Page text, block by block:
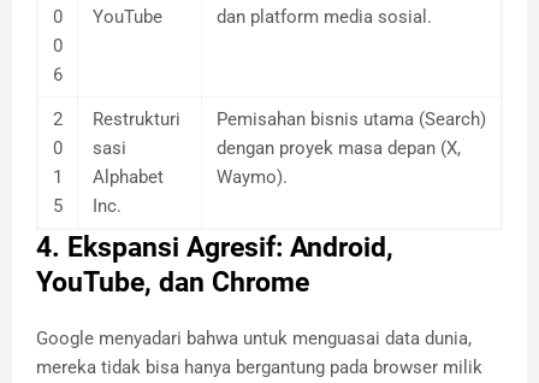
0
0
6
YouTube
dan platform media sosial.
2
0
1
5
Restrukturi
sasi
Alphabet
Inc.
Pemisahan bisnis utama (Search)
dengan proyek masa depan (X,
Waymo).
4. Ekspansi Agresif: Android,
YouTube, dan Chrome
Google menyadari bahwa untuk menguasai data dunia,
mereka tidak bisa hanya bergantung pada browser milik